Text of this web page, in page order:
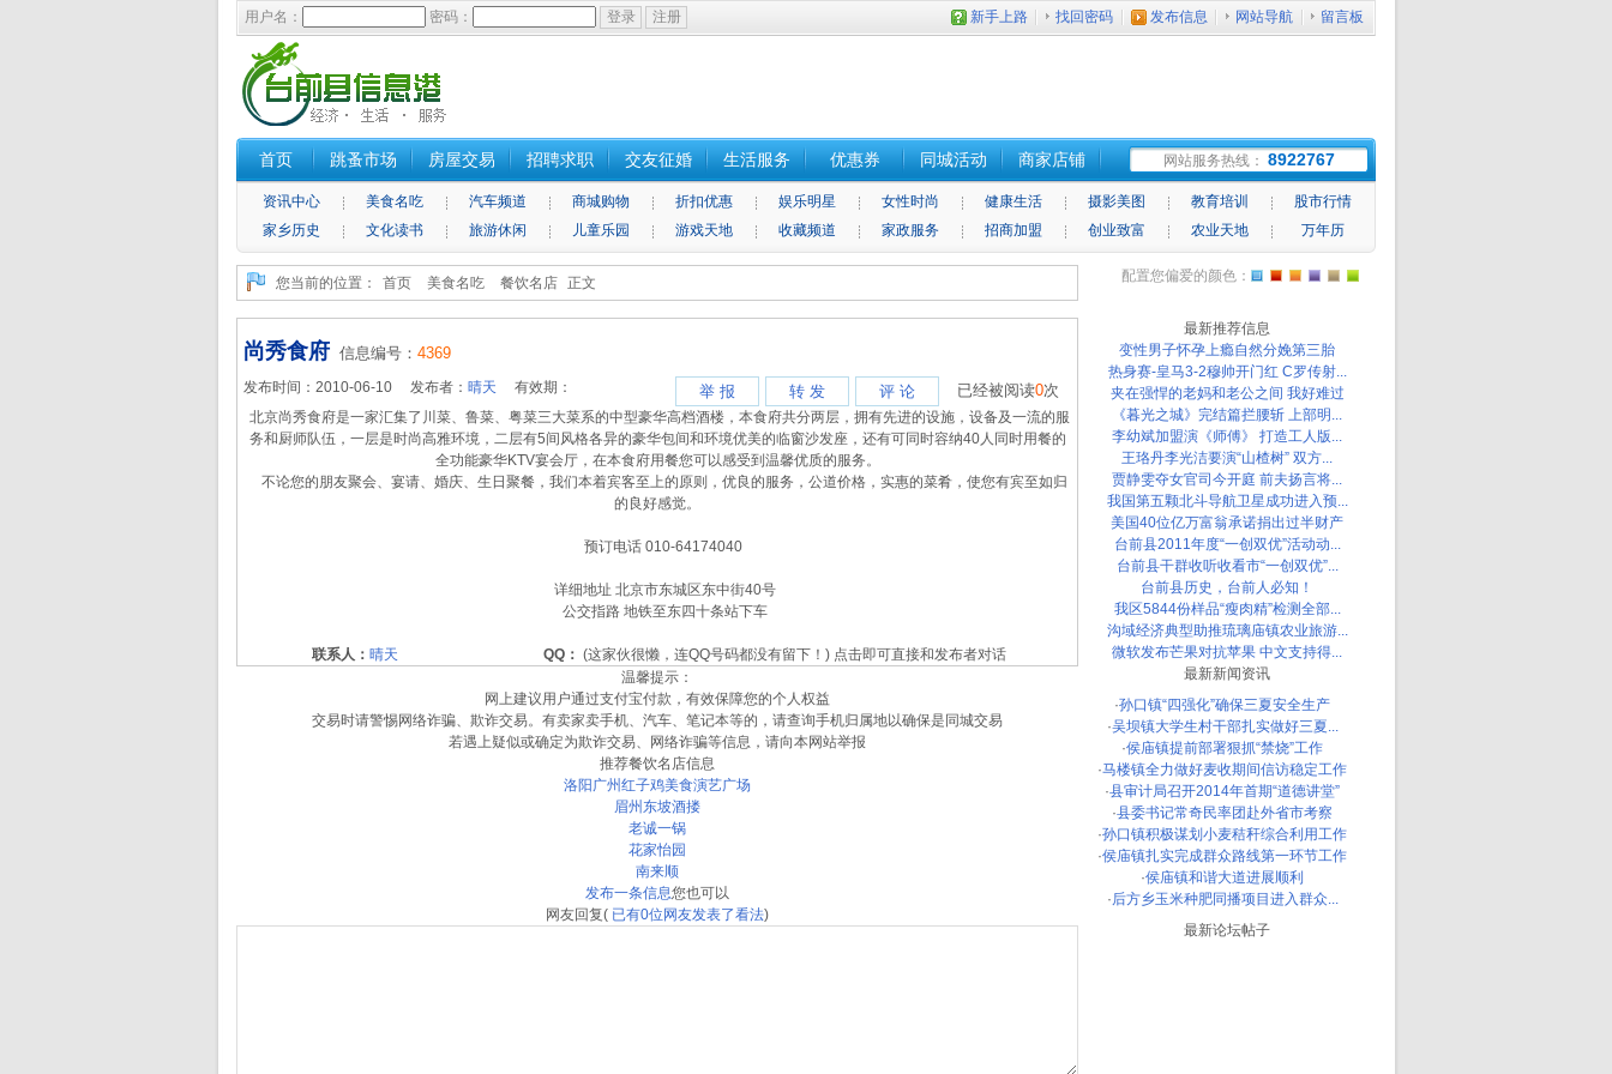
用户名： 密码： 新手上路 找回密码 发布信息 网站导航 留言板
首页 跳蚤市场 房屋交易 招聘求职 交友征婚 生活服务 优惠券 同城活动 商家店铺 网站服务热线： 8922767
资讯中心 美食名吃 汽车频道 商城购物 折扣优惠 娱乐明星 女性时尚 健康生活 摄影美图 教育培训
股市行情
家乡历史
文化读书 旅游休闲 儿童乐园 游戏天地 收藏频道 家政服务 招商加盟 创业致富 农业天地 万年历
您当前的位置： 首页 美食名吃 餐饮名店 正文 配置您偏爱的颜色：
尚秀食府 信息编号： 4369
发布时间：2010-06-10 发布者： 晴天 有效期： 举 报 转 发 评 论 已经被阅读0次
北京尚秀食府是一家汇集了川菜、鲁菜、粤菜三大菜系的中型豪华高档酒楼，本食府共分两层，拥有先进的设施，设备及一流的服
务和厨师队伍，一层是时尚高雅环境，二层有5间风格各异的豪华包间和环境优美的临窗沙发座，还有可同时容纳40人同时用餐的
全功能豪华KTV宴会厅，在本食府用餐您可以感受到温馨优质的服务。
不论您的朋友聚会、宴请、婚庆、生日聚餐，我们本着宾客至上的原则，优良的服务，公道价格，实惠的菜肴，使您有宾至如归
的良好感觉。
预订电话 010-64174040
详细地址 北京市东城区东中街40号
公交指路 地铁至东四十条站下车
联系人： 晴天 QQ： (这家伙很懒，连QQ号码都没有留下！) 点击即可直接和发布者对话
温馨提示：
网上建议用户通过支付宝付款，有效保障您的个人权益
交易时请警惕网络诈骗、欺诈交易。有卖家卖手机、汽车、笔记本等的，请查询手机归属地以确保是同城交易
若遇上疑似或确定为欺诈交易、网络诈骗等信息，请向本网站举报
推荐餐饮名店信息
洛阳广州红子鸡美食演艺广场
眉州东坡酒搂
老诚一锅
花家怡园
南来顺
发布一条信息您也可以
网友回复( 已有0位网友发表了看法)
最新推荐信息
变性男子怀孕上瘾自然分娩第三胎
热身赛-皇马3-2穆帅开门红 C罗传射...
夹在强悍的老妈和老公之间 我好难过
《暮光之城》完结篇拦腰斩 上部明...
李幼斌加盟演《师傅》 打造工人版...
王珞丹李光洁要演“山楂树” 双方...
贾静雯夺女官司今开庭 前夫扬言将...
我国第五颗北斗导航卫星成功进入预...
美国40位亿万富翁承诺捐出过半财产
台前县2011年度“一创双优”活动动...
台前县干群收听收看市“一创双优”...
台前县历史，台前人必知！
我区5844份样品“瘦肉精”检测全部...
沟域经济典型助推琉璃庙镇农业旅游...
微软发布芒果对抗苹果 中文支持得...
最新新闻资讯
·孙口镇“四强化”确保三夏安全生产
·吴坝镇大学生村干部扎实做好三夏...
·侯庙镇提前部署狠抓“禁烧”工作
·马楼镇全力做好麦收期间信访稳定工作
·县审计局召开2014年首期“道德讲堂”
·县委书记常奇民率团赴外省市考察
·孙口镇积极谋划小麦秸秆综合利用工作
·侯庙镇扎实完成群众路线第一环节工作
·侯庙镇和谐大道进展顺利
·后方乡玉米种肥同播项目进入群众...
最新论坛帖子